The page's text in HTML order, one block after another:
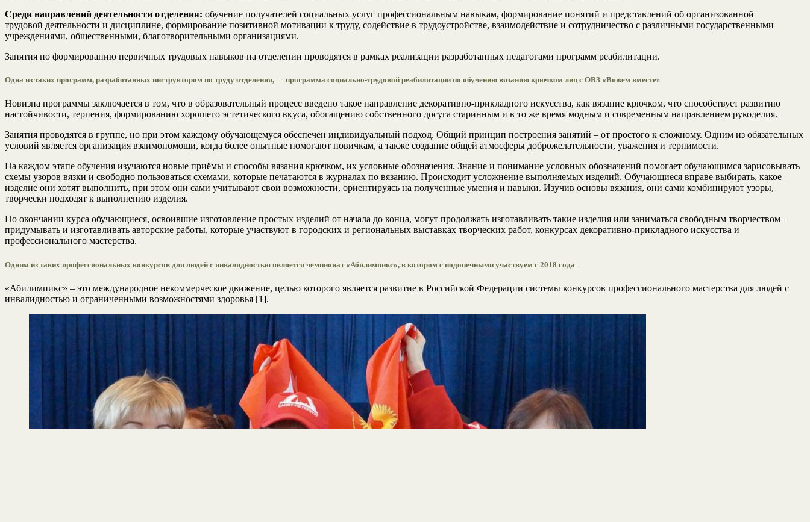
Среди направлений деятельности отделения: обучение получателей социальных услуг профессиональным навыкам, формирование понятий и представлений об организованной
трудовой деятельности и дисциплине, формирование позитивной мотивации к труду, содействие в трудоустройстве, взаимодействие и сотрудничество с различными государственными
учреждениями, общественными, благотворительными организациями.
Занятия по формированию первичных трудовых навыков на отделении проводятся в рамках реализации разработанных педагогами программ реабилитации.
Одна из таких программ, разработанных инструктором по труду отделения, — программа социально-трудовой реабилитации по обучению вязанию крючком лиц с ОВЗ «Вяжем вместе»
Новизна программы заключается в том, что в образовательный процесс введено такое направление декоративно-прикладного искусства, как вязание крючком, что способствует развитию
настойчивости, терпения, формированию хорошего эстетического вкуса, обогащению собственного досуга старинным и в то же время модным и современным направлением рукоделия.
Занятия проводятся в группе, но при этом каждому обучающемуся обеспечен индивидуальный подход. Общий принцип построения занятий – от простого к сложному. Одним из обязательных
условий является организация взаимопомощи, когда более опытные помогают новичкам, а также создание общей атмосферы доброжелательности, уважения и терпимости.
На каждом этапе обучения изучаются новые приёмы и способы вязания крючком, их условные обозначения. Знание и понимание условных обозначений помогает обучающимся зарисовывать
схемы узоров вязки и свободно пользоваться схемами, которые печатаются в журналах по вязанию. Происходит усложнение выполняемых изделий. Обучающиеся вправе выбирать, какое
изделие они хотят выполнить, при этом они сами учитывают свои возможности, ориентируясь на полученные умения и навыки. Изучив основы вязания, они сами комбинируют узоры,
творчески подходят к выполнению изделия.
По окончании курса обучающиеся, освоившие изготовление простых изделий от начала до конца, могут продолжать изготавливать такие изделия или заниматься свободным творчеством –
придумывать и изготавливать авторские работы, которые участвуют в городских и региональных выставках творческих работ, конкурсах декоративно-прикладного искусства и
профессионального мастерства.
Одним из таких профессиональных конкурсов для людей с инвалидностью является чемпионат «Абилимпикс», в котором с подопечными участвуем с 2018 года
«Абилимпикс» – это международное некоммерческое движение, целью которого является развитие в Российской Федерации системы конкурсов профессионального мастерства для людей с
инвалидностью и ограниченными возможностями здоровья [1].